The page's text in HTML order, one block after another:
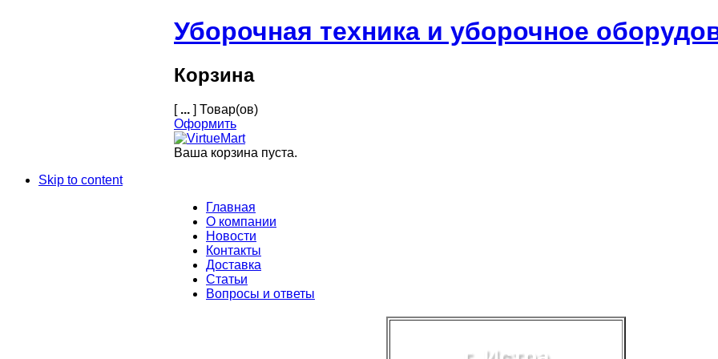
Уборочная техника и уборочное
Корзина
[ ... ] Товар(ов)
Оформить
Ваша корзина пуста.
Skip to content
Главная
О компании
Новости
Контакты
Доставка
Статьи
Вопросы и ответы